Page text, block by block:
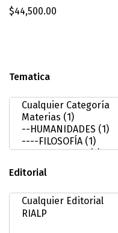
Tematica
Editorial
$44,500.00